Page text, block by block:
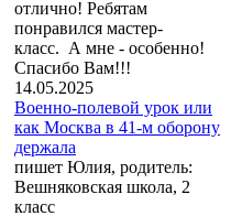
отлично! Ребятам
понравился мастер-
класс. А мне - особенно!
Спасибо Вам!!!
14.05.2025
Военно-полевой урок или
как Москва в 41-м оборону
держала
пишет Юлия, родитель:
Вешняковская школа, 2
класс